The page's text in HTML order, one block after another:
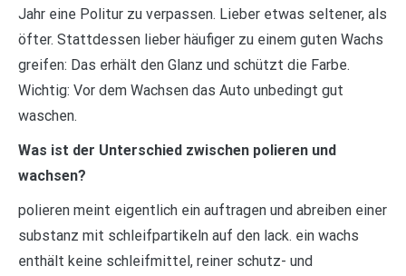
Jahr eine Politur zu verpassen. Lieber etwas seltener, als
öfter. Stattdessen lieber häufiger zu einem guten Wachs
greifen: Das erhält den Glanz und schützt die Farbe.
Wichtig: Vor dem Wachsen das Auto unbedingt gut
waschen.
Was ist der Unterschied zwischen polieren und
wachsen?
polieren meint eigentlich ein auftragen und abreiben einer
substanz mit schleifpartikeln auf den lack. ein wachs
enthält keine schleifmittel, reiner schutz- und